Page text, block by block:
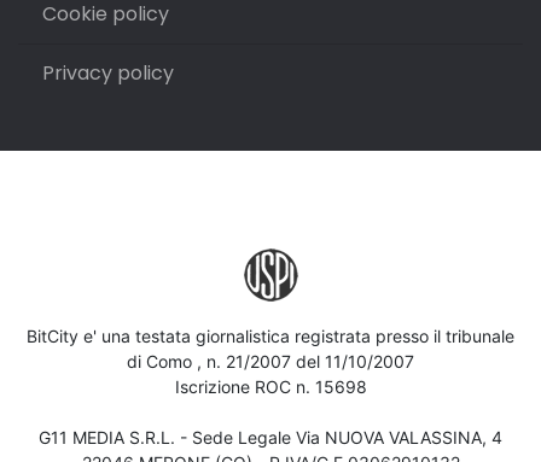
Cookie policy
Privacy policy
BitCity e' una testata giornalistica registrata presso il tribunale
di Como , n. 21/2007 del 11/10/2007
Iscrizione ROC n. 15698
G11 MEDIA S.R.L. - Sede Legale Via NUOVA VALASSINA, 4